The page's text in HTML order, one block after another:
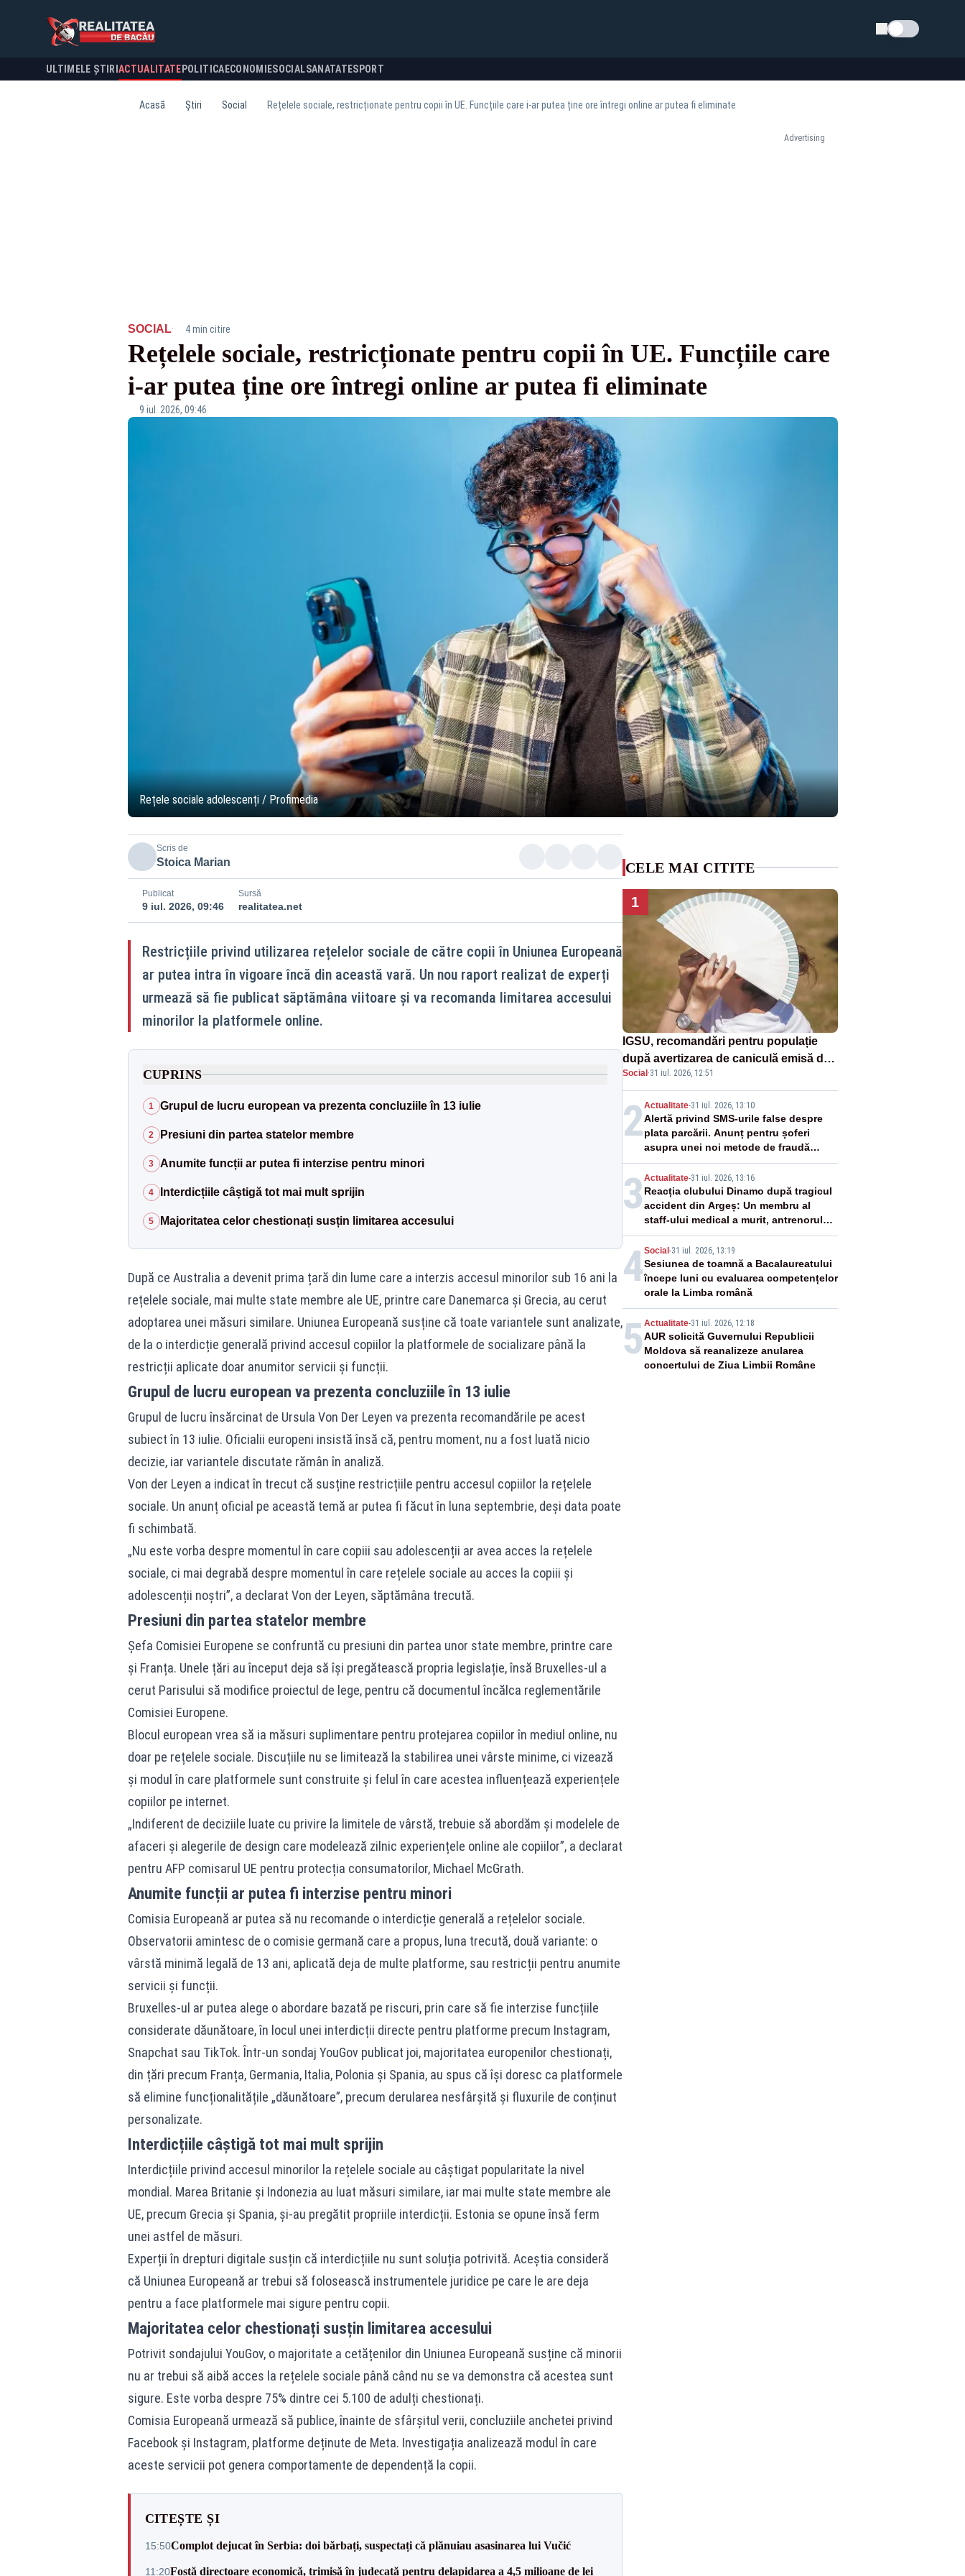
Schimba tema
ULTIMELE ȘTIRI ACTUALITATE POLITICA ECONOMIESOCIALSANATATESPORT
Acasă Știri Social Rețelele sociale, restricționate pentru copii în UE. Funcțiile care i-ar putea ține ore întregi online ar putea fi eliminate
Advertising
SOCIAL· 4 min citire
Rețelele sociale, restricționate pentru copii în UE. Funcțiile care
i-ar putea ține ore întregi online ar putea fi eliminate
9 iul. 2026, 09:46
Rețele sociale adolescenți / Profimedia
Scris de
Stoica Marian
Publicat
9 iul. 2026, 09:46
Sursă
realitatea.net
Restricțiile privind utilizarea rețelelor sociale de către copii în Uniunea Europeană
ar putea intra în vigoare încă din această vară. Un nou raport realizat de experți
urmează să fie publicat săptămâna viitoare și va recomanda limitarea accesului
minorilor la platformele online.
CUPRINS
1 Grupul de lucru european va prezenta concluziile în 13 iulie
2 Presiuni din partea statelor membre
3 Anumite funcții ar putea fi interzise pentru minori
4 Interdicțiile câștigă tot mai mult sprijin
5 Majoritatea celor chestionați susțin limitarea accesului
După ce Australia a devenit prima țară din lume care a interzis accesul minorilor sub 16 ani la
rețelele sociale, mai multe state membre ale UE, printre care Danemarca și Grecia, au cerut
adoptarea unei măsuri similare. Uniunea Europeană susține că toate variantele sunt analizate,
de la o interdicție generală privind accesul copiilor la platformele de socializare până la
restricții aplicate doar anumitor servicii și funcții.
Grupul de lucru european va prezenta concluziile în 13 iulie
Grupul de lucru însărcinat de Ursula Von Der Leyen va prezenta recomandările pe acest
subiect în 13 iulie. Oficialii europeni insistă însă că, pentru moment, nu a fost luată nicio
decizie, iar variantele discutate rămân în analiză.
Von der Leyen a indicat în trecut că susține restricțiile pentru accesul copiilor la rețelele
sociale. Un anunț oficial pe această temă ar putea fi făcut în luna septembrie, deși data poate
fi schimbată.
„Nu este vorba despre momentul în care copiii sau adolescenții ar avea acces la rețelele
sociale, ci mai degrabă despre momentul în care rețelele sociale au acces la copiii și
adolescenții noștri”, a declarat Von der Leyen, săptămâna trecută.
Presiuni din partea statelor membre
Șefa Comisiei Europene se confruntă cu presiuni din partea unor state membre, printre care
și Franța. Unele țări au început deja să își pregătească propria legislație, însă Bruxelles-ul a
cerut Parisului să modifice proiectul de lege, pentru că documentul încălca reglementările
Comisiei Europene.
Blocul european vrea să ia măsuri suplimentare pentru protejarea copiilor în mediul online, nu
doar pe rețelele sociale. Discuțiile nu se limitează la stabilirea unei vârste minime, ci vizează
și modul în care platformele sunt construite și felul în care acestea influențează experiențele
copiilor pe internet.
„Indiferent de deciziile luate cu privire la limitele de vârstă, trebuie să abordăm și modelele de
afaceri și alegerile de design care modelează zilnic experiențele online ale copiilor”, a declarat
pentru AFP comisarul UE pentru protecția consumatorilor, Michael McGrath.
Anumite funcții ar putea fi interzise pentru minori
Comisia Europeană ar putea să nu recomande o interdicție generală a rețelelor sociale.
Observatorii amintesc de o comisie germană care a propus, luna trecută, două variante: o
vârstă minimă legală de 13 ani, aplicată deja de multe platforme, sau restricții pentru anumite
servicii și funcții.
Bruxelles-ul ar putea alege o abordare bazată pe riscuri, prin care să fie interzise funcțiile
considerate dăunătoare, în locul unei interdicții directe pentru platforme precum Instagram,
Snapchat sau TikTok. Într-un sondaj YouGov publicat joi, majoritatea europenilor chestionați,
din țări precum Franța, Germania, Italia, Polonia și Spania, au spus că își doresc ca platformele
să elimine funcționalitățile „dăunătoare”, precum derularea nesfârșită și fluxurile de conținut
personalizate.
Interdicțiile câștigă tot mai mult sprijin
Interdicțiile privind accesul minorilor la rețelele sociale au câștigat popularitate la nivel
mondial. Marea Britanie și Indonezia au luat măsuri similare, iar mai multe state membre ale
UE, precum Grecia și Spania, și-au pregătit propriile interdicții. Estonia se opune însă ferm
unei astfel de măsuri.
Experții în drepturi digitale susțin că interdicțiile nu sunt soluția potrivită. Aceștia consideră
că Uniunea Europeană ar trebui să folosească instrumentele juridice pe care le are deja
pentru a face platformele mai sigure pentru copii.
Majoritatea celor chestionați susțin limitarea accesului
Potrivit sondajului YouGov, o majoritate a cetățenilor din Uniunea Europeană susține că minorii
nu ar trebui să aibă acces la rețelele sociale până când nu se va demonstra că acestea sunt
sigure. Este vorba despre 75% dintre cei 5.100 de adulți chestionați.
Comisia Europeană urmează să publice, înainte de sfârșitul verii, concluziile anchetei privind
Facebook și Instagram, platforme deținute de Meta. Investigația analizează modul în care
aceste servicii pot genera comportamente de dependență la copii.
CITEȘTE ȘI
15:50Complot dejucat în Serbia: doi bărbați, suspectați că plănuiau asasinarea lui Vučić
11:20Fostă directoare economică, trimisă în judecată pentru delapidarea a 4,5 milioane de lei
CELE MAI CITITE
1
IGSU, recomandări pentru populație
după avertizarea de caniculă emisă de
meteorologi
Social·31 iul. 2026, 12:51
2Actualitate-31 iul. 2026, 13:10
Alertă privind SMS-urile false despre
plata parcării. Anunț pentru șoferi
asupra unei noi metode de fraudă
online
3 Actualitate-31 iul. 2026, 13:16
Reacția clubului Dinamo după tragicul
accident din Argeș: Un membru al
staff-ului medical a murit, antrenorul
Adrian Ropotan este în spital
4Social-31 iul. 2026, 13:19
Sesiunea de toamnă a Bacalaureatului
începe luni cu evaluarea competențelor
orale la Limba română
5 Actualitate-31 iul. 2026, 12:18
AUR solicită Guvernului Republicii
Moldova să reanalizeze anularea
concertului de Ziua Limbii Române